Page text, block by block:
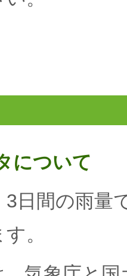
について
3日間の雨量
。